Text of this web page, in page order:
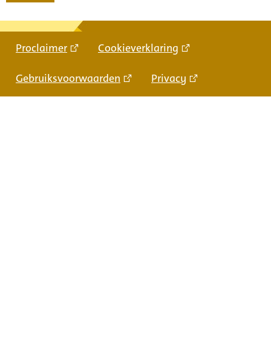
Proclaimer Cookieverklaring
Gebruiksvoorwaarden Privacy